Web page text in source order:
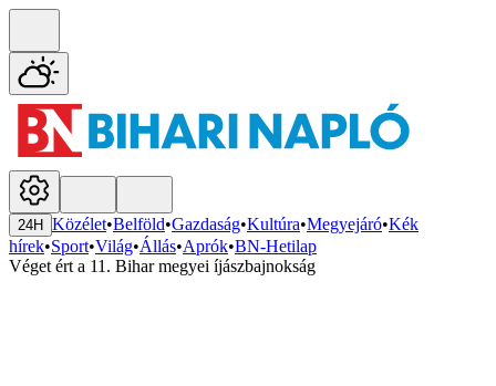
24H Közélet•Belföld•Gazdaság•Kultúra•Megyejáró•Kék
hírek•Sport•Világ•Állás•Aprók•BN-Hetilap
Véget ért a 11. Bihar megyei íjászbajnokság